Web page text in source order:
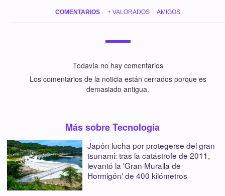
COMENTARIOS + VALORADOS AMIGOS
Todavía no hay comentarios
Los comentarios de la noticia están cerrados porque es
demasiado antigua.
Más sobre Tecnología
Japón lucha por protegerse del gran
tsunami: tras la catástrofe de 2011,
levantó la 'Gran Muralla de
Hormigón' de 400 kilómetros